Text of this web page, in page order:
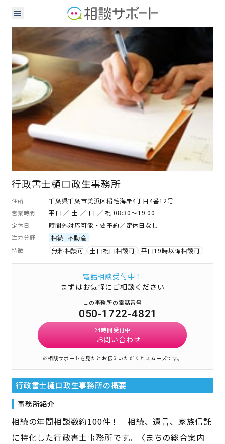
行政書士樋口政生事務所
住所 千葉県千葉市美浜区稲毛海岸4丁目4番12号
営業時間 平日 ／ 土 ／ 日 ／ 祝 08:30～19:00
定休日 時間外対応可能・要予約／定休日なし
注力分野 相続 不動産
特徴 無料相談可 土日祝日相談可 平日19時以降相談可
電話相談受付中！
まずはお気軽にご相談ください
この事務所の電話番号
050-1722-4821
24時間受付中
お問い合わせ
※相談サポートを見たとお伝えいただくとスムーズです。
行政書士樋口政生事務所の概要
事務所紹介
相続の年間相談数約100件！ 相続、遺言、家族信託
に特化した行政書士事務所です。〈まちの総合案内